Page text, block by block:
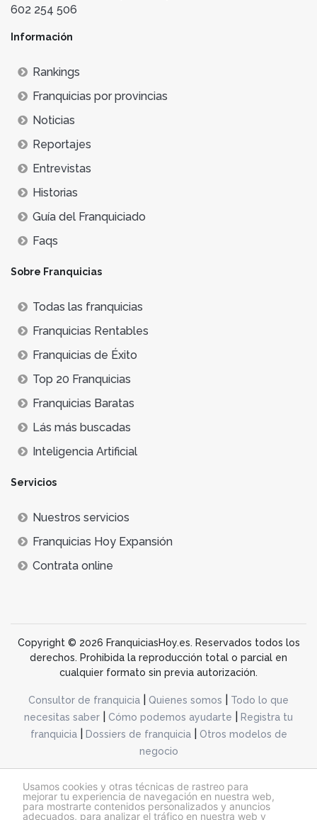
Usamos cookies y otras técnicas de rastreo para
mejorar tu experiencia de navegación en nuestra web,
para mostrarte contenidos personalizados y anuncios
adecuados, para analizar el tráfico en nuestra web y
602 254 506
Información
Rankings
Franquicias por provincias
Noticias
Reportajes
Entrevistas
Historias
Guía del Franquiciado
Faqs
Sobre Franquicias
Todas las franquicias
Franquicias Rentables
Franquicias de Éxito
Top 20 Franquicias
Franquicias Baratas
Lás más buscadas
Inteligencia Artificial
Servicios
Nuestros servicios
Franquicias Hoy Expansión
Contrata online
Copyright © 2026 FranquiciasHoy.es. Reservados todos los
derechos. Prohibida la reproducción total o parcial en
cualquier formato sin previa autorización.
Consultor de franquicia Quienes somos
Todo lo que
necesitas saber
Cómo podemos ayudarte
Registra tu
franquicia| Dossiers de franquicia|
Otros modelos de
negocio
@franquiciashoy.es |Aviso legal| Política de cookies|Política de privacidad